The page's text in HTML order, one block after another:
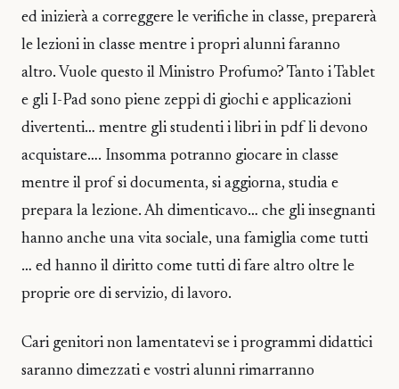
ed inizierà a correggere le verifiche in classe, preparerà
le lezioni in classe mentre i propri alunni faranno
altro. Vuole questo il Ministro Profumo? Tanto i Tablet
e gli I-Pad sono piene zeppi di giochi e applicazioni
divertenti… mentre gli studenti i libri in pdf li devono
acquistare…. Insomma potranno giocare in classe
mentre il prof si documenta, si aggiorna, studia e
prepara la lezione. Ah dimenticavo… che gli insegnanti
hanno anche una vita sociale, una famiglia come tutti
… ed hanno il diritto come tutti di fare altro oltre le
proprie ore di servizio, di lavoro.
Cari genitori non lamentatevi se i programmi didattici
saranno dimezzati e vostri alunni rimarranno